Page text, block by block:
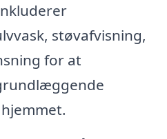
støvafvisning,
for at